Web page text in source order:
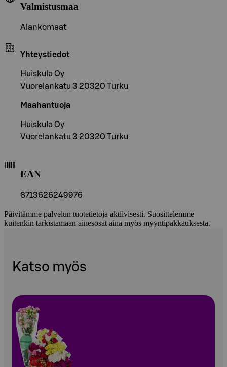
Valmistusmaa
Alankomaat
Yhteystiedot
Huiskula Oy
Vuorelankatu 3 20320 Turku
Maahantuoja
Huiskula Oy
Vuorelankatu 3 20320 Turku
EAN
8713626249976
Päivitämme palvelun tuotetietoja aktiivisesti. Suosittelemme
kuitenkin tarkistamaan ainesosat aina myös myyntipakkauksesta.
Katso myös